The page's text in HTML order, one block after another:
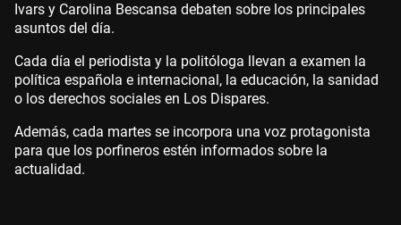
Ivars y Carolina Bescansa debaten sobre los principales
asuntos del día.
Cada día el periodista y la politóloga llevan a examen la
política española e internacional, la educación, la sanidad
o los derechos sociales en Los Dispares.
Además, cada martes se incorpora una voz protagonista
para que los porfineros estén informados sobre la
actualidad.